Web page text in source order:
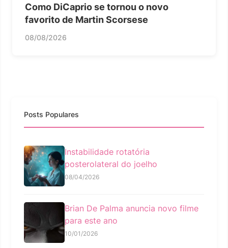
Como DiCaprio se tornou o novo
favorito de Martin Scorsese
08/08/2026
Posts Populares
Instabilidade rotatória
posterolateral do joelho
08/04/2026
Brian De Palma anuncia novo filme
para este ano
10/01/2026